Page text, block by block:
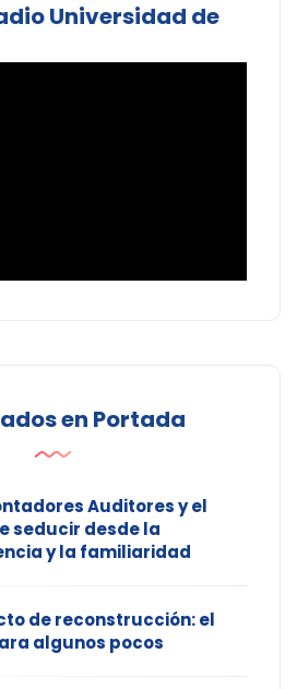
Universidad de
en Portada
Auditores y el
seducir desde la
y la familiaridad
de reconstrucción: el
algunos pocos